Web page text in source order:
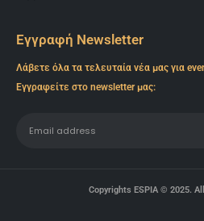
Εγγραφή Newsletter
Λάβετε όλα τα τελευταία νέα μας για
Εγγραφείτε στο newsletter μας:
Copyrights ESPIA © 2025.